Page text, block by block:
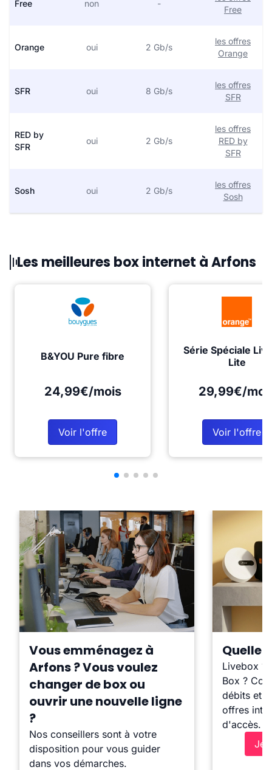
Free non -
Free
Orange oui 2 Gb/s
les offres
Orange
SFR oui 8 Gb/s
les offres
SFR
RED by
SFR
oui 2 Gb/s
les offres
RED by
SFR
Sosh oui 2 Gb/s
les offres
Sosh
Les meilleures box internet à Arfons
B&YOU Pure fibre
24,99€/mois
Voir l'offre
Série Spéciale
Lite
29,99€/
Voir l'offre
Vous emménagez à
Arfons ? Vous voulez
changer de box ou
ouvrir une nouvelle ligne
?
Nos conseillers sont à votre
disposition pour vous guider
dans vos démarches.
Quelle
Livebox ?
Box ?
débits et
offres
d'accès.
Je